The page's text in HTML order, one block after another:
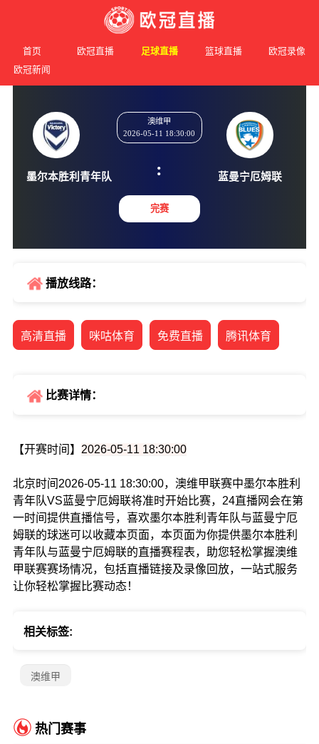
首页 欧冠直播 足球直播 篮球直播
欧冠录像
欧冠新闻
墨尔本胜利青年队 :
播放线路：
高清直播 咪咕体育 免费直播 腾讯体育
比赛详情：
【开赛时间】 2026-05-11 18:30:00
北京时间2026-05-11 18:30:00，澳维甲联赛中墨尔本胜利
青年队VS蓝曼宁厄姆联将准时开始比赛，24直播网会在第
一时间提供直播信号，喜欢墨尔本胜利青年队与蓝曼宁厄
姆联的球迷可以收藏本页面，本页面为你提供墨尔本胜利
青年队与蓝曼宁厄姆联的直播赛程表，助您轻松掌握澳维
甲联赛赛场情况，包括直播链接及录像回放，一站式服务
让你轻松掌握比赛动态！
相关标签:
澳维甲
热门赛事